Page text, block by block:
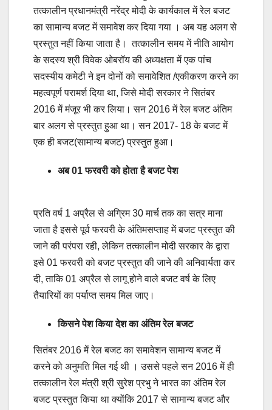
तत्कालीन प्रधानमंत्री नरेंद्र मोदी के कार्यकाल में रेल बजट
का सामान्य बजट में समावेश कर दिया गया । अब यह अलग से
प्रस्तुत नहीं किया जाता है। तत्कालीन समय में नीति आयोग
के सदस्य श्री विवेक ओबरॉय की अध्यक्षता में एक पांच
सदस्यीय कमेटी ने इन दोनों को समावेशित /एकीकरण करने का
महत्वपूर्ण परामर्श दिया था, जिसे मोदी सरकार ने सितंबर
2016 में मंजूर भी कर लिया। सन 2016 में रेल बजट अंतिम
बार अलग से प्रस्तुत हुआ था। सन 2017- 18 के बजट में
एक ही बजट(सामान्य बजट) प्रस्तुत हुआ।
अब 01 फरवरी को होता है बजट पेश
प्रति वर्ष 1 अप्रैल से अग्रिम 30 मार्च तक का सत्र माना
जाता है इससे पूर्व फरवरी के अंतिमसप्ताह में बजट प्रस्तुत की
जाने की परंपरा रही, लेकिन तत्कालीन मोदी सरकार के द्वारा
इसे 01 फरवरी को बजट प्रस्तुत की जाने की अनिवार्यता कर
दी, ताकि 01 अप्रैल से लागू होने वाले बजट वर्ष के लिए
तैयारियों का पर्याप्त समय मिल जाए।
किसने पेश किया देश का अंतिम रेल बजट
सितंबर 2016 में रेल बजट का समावेशन सामान्य बजट में
करने को अनुमति मिल गई थी । उससे पहले सन 2016 में ही
तत्कालीन रेल मंत्री श्री सुरेश प्रभु ने भारत का अंतिम रेल
बजट प्रस्तुत किया था क्योंकि 2017 से सामान्य बजट और